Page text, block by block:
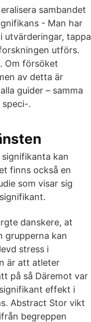
sambandet
- Man har
tappa
utförs.
Om försöket
av detta är
guider – samma
.
kan
finns också en
som visar sig
danskere, at
grupperna kan
stress i
är att atleter
på så Däremot var
effekt i
Abstract Stor vikt
begreppen